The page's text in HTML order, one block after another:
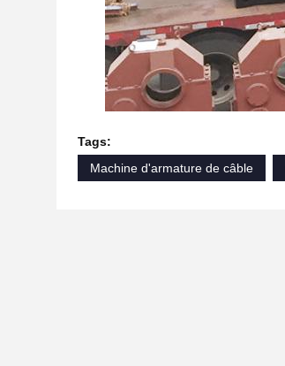
Tags:
Machine d'armature de câble